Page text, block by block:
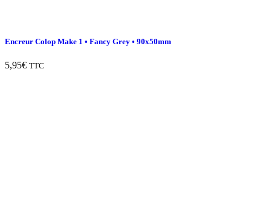
Encreur Colop Make 1 • Fancy Grey • 90x50mm
5,95€ TTC